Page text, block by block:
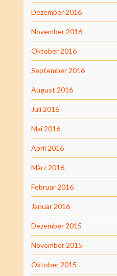
Dezember 2016
November 2016
Oktober 2016
September 2016
August 2016
Juli 2016
Mai 2016
April 2016
März 2016
Februar 2016
Januar 2016
Dezember 2015
November 2015
Oktober 2015